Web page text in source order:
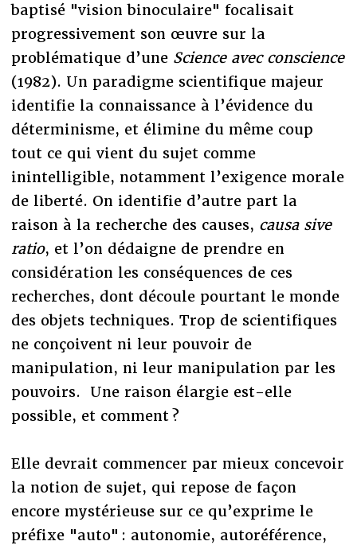
baptisé "vision binoculaire" focalisait
progressivement son œuvre sur la
problématique d’une Science avec conscience
(1982). Un paradigme scientifique majeur
identifie la connaissance à l’évidence du
déterminisme, et élimine du même coup
tout ce qui vient du sujet comme
inintelligible, notamment l’exigence morale
de liberté. On identifie d’autre part la
raison à la recherche des causes, causa sive
ratio, et l’on dédaigne de prendre en
considération les conséquences de ces
recherches, dont découle pourtant le monde
des objets techniques. Trop de scientifiques
ne conçoivent ni leur pouvoir de
manipulation, ni leur manipulation par les
pouvoirs. Une raison élargie est-elle
possible, et comment ?
Elle devrait commencer par mieux concevoir
la notion de sujet, qui repose de façon
encore mystérieuse sur ce qu’exprime le
préfixe "auto" : autonomie, autoréférence,